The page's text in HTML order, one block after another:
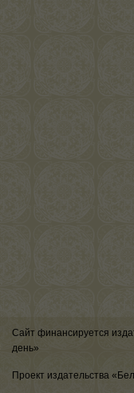
Сайт финансируется
день»
Проект издательства